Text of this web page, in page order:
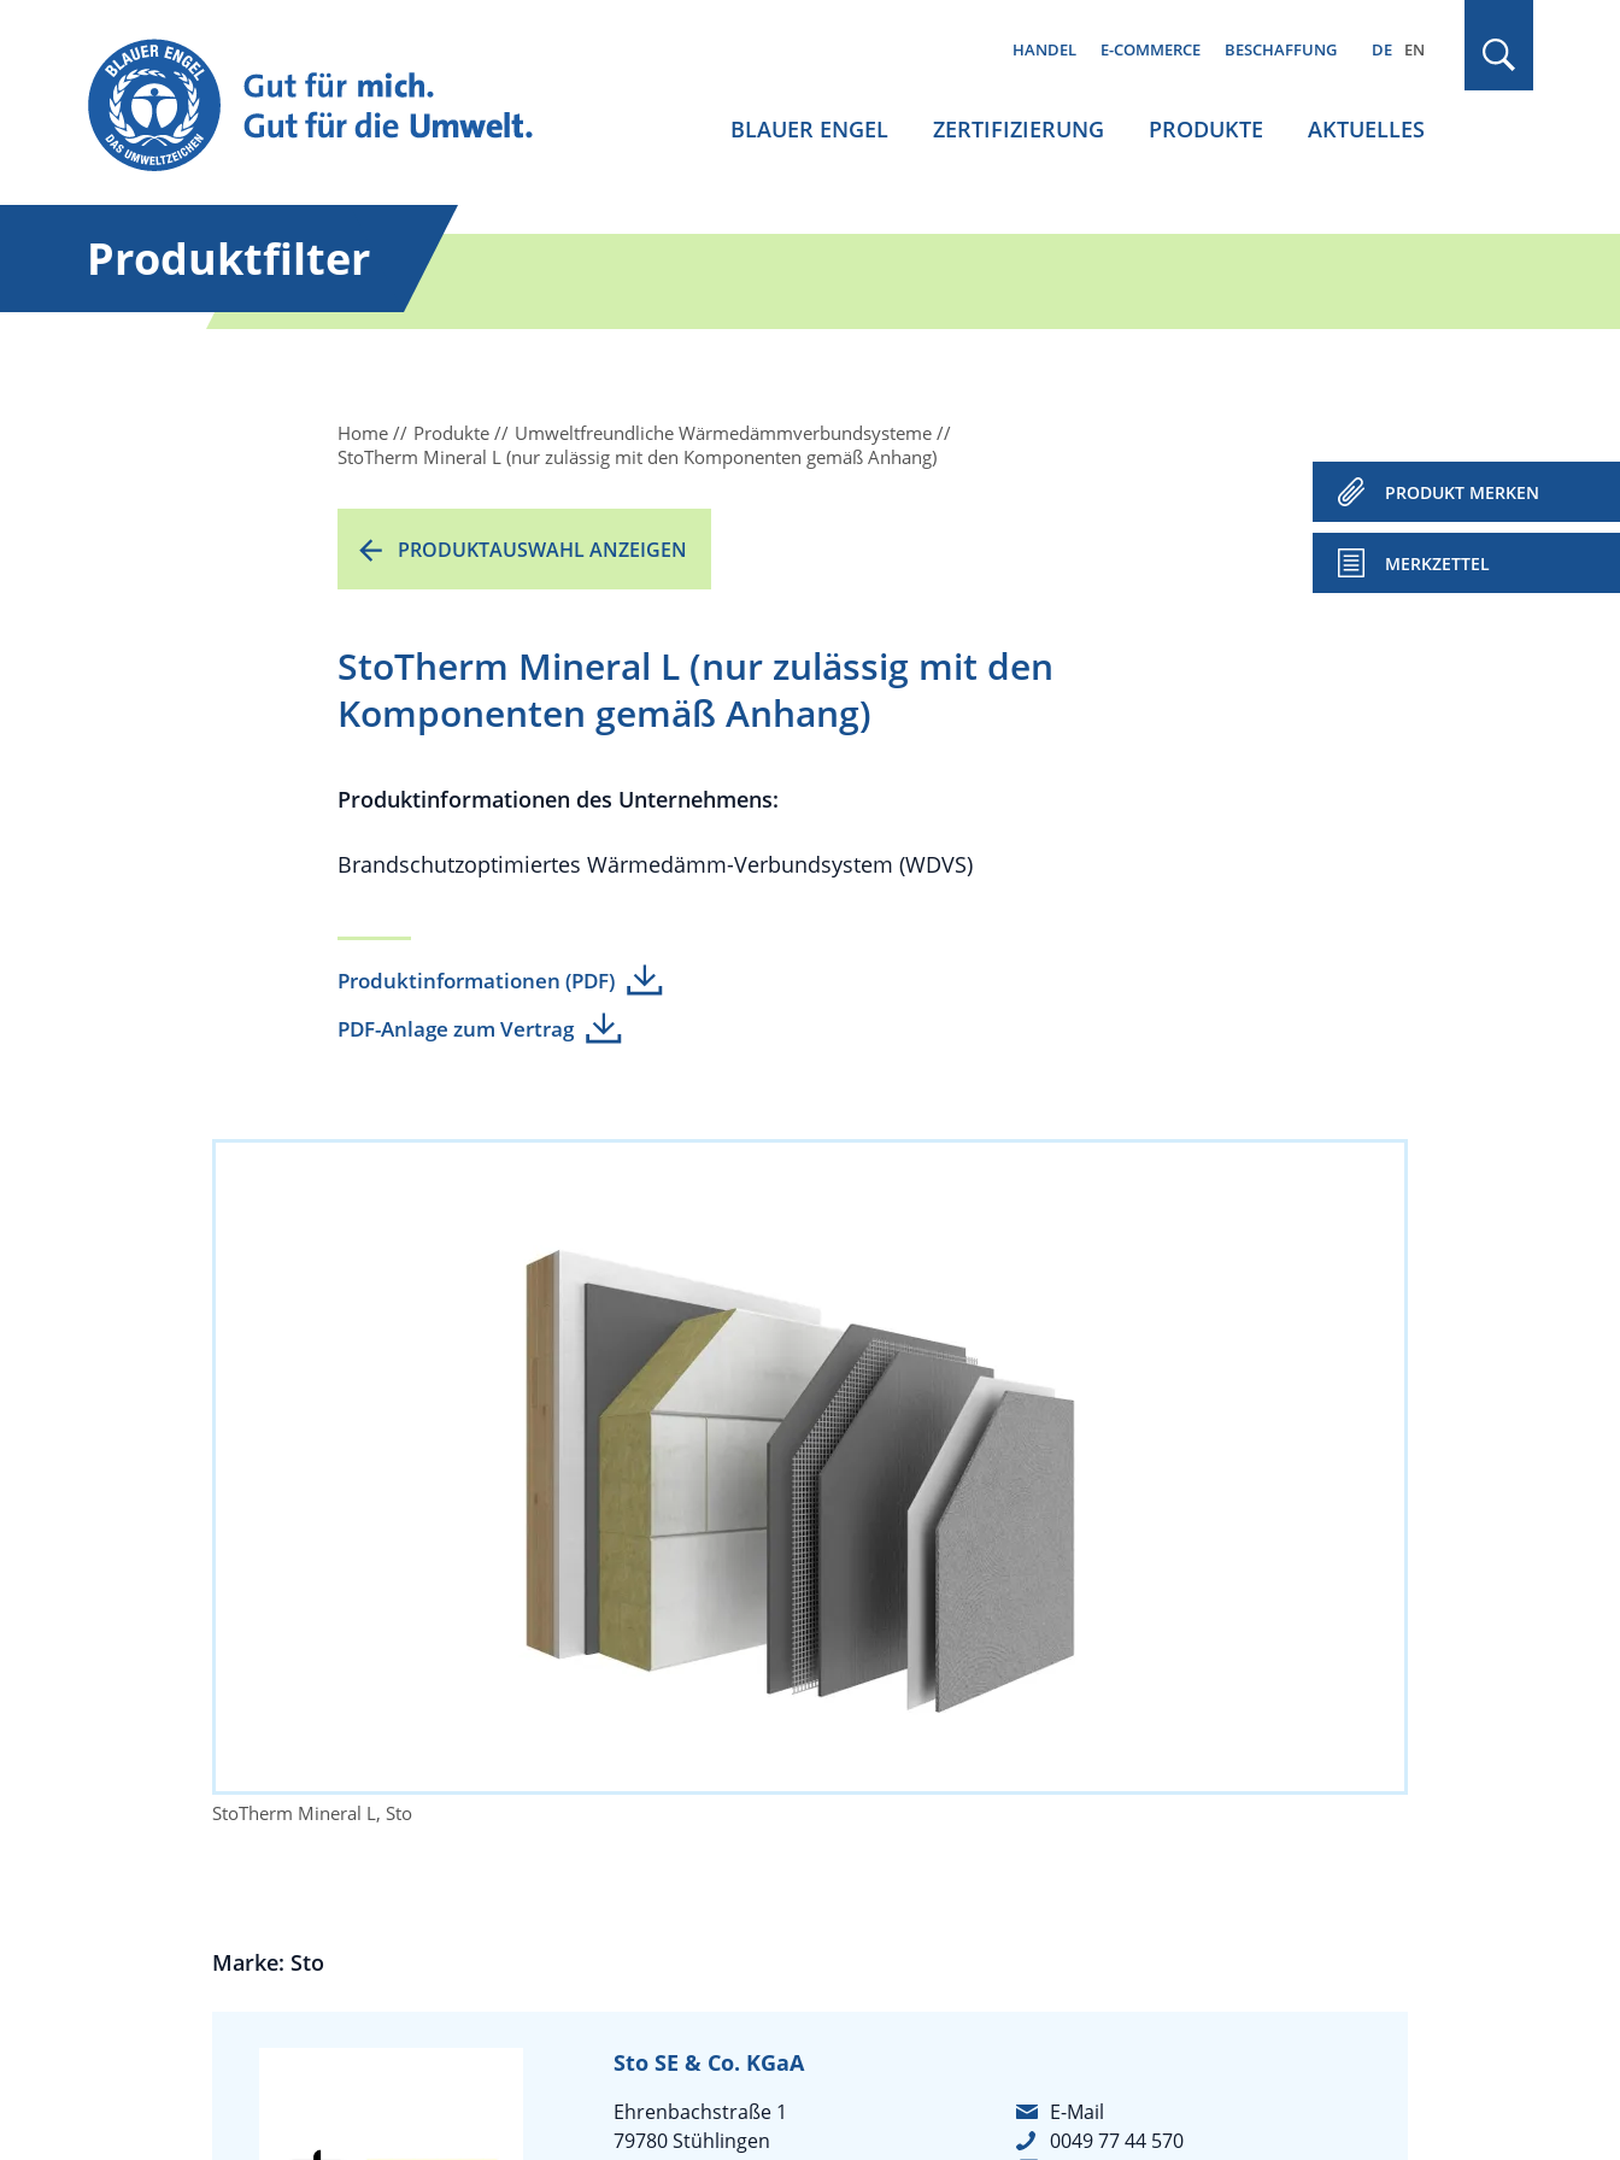
HANDEL E-COMMERCE BESCHAFFUNG DE EN
BLAUER ENGEL ZERTIFIZIERUNG PRODUKTE AKTUELLES
Produktfilter
Home Produkte
Umweltfreundliche Wärmedämmverbundsysteme
StoTherm Mineral L (nur zulässig mit den Komponenten gemäß Anhang)
PRODUKTAUSWAHL ANZEIGEN
PRODUKT MERKEN
MERKZETTEL
StoTherm Mineral L (nur zulässig mit den
Komponenten gemäß Anhang)
Produktinformationen des Unternehmens:
Brandschutzoptimiertes Wärmedämm-Verbundsystem (WDVS)
Produktinformationen (PDF)
PDF-Anlage zum Vertrag
StoTherm Mineral L, Sto
Marke: Sto
Sto SE & Co. KGaA
Ehrenbachstraße 1
79780 Stühlingen
E-Mail
0049 77 44 570